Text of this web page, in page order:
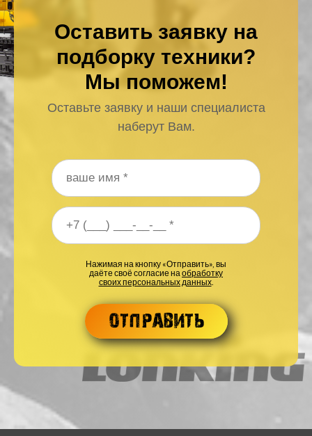
Оставить заявку на
подборку техники?
Мы поможем!
Оставьте заявку и наши специалиста
наберут Вам.
Ваше имя*
Ваш номер телефона*
Нажимая на кнопку «Отправить», вы
даёте своё согласие наобработку
своих персональных данных.